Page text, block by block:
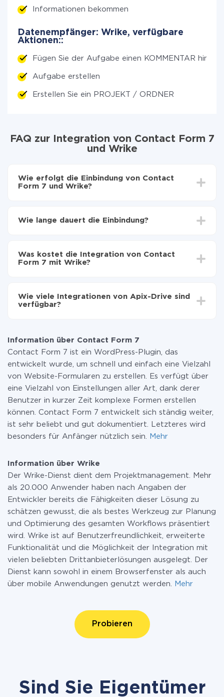
Informationen bekommen
Datenempfänger: Wrike, verfügbare
Aktionen::
Fügen Sie der Aufgabe einen KOMMENTAR hinzu
Aufgabe erstellen
Erstellen Sie ein PROJEKT / ORDNER
FAQ zur Integration von Contact Form 7
und Wrike
Wie erfolgt die Einbindung von Contact
Form 7 und Wrike?
Wrike zu übertragen
Form 7 auf Wrike übertragen
Wie lange dauert die Einbindung?
Im Durchschnitt dauert es 10-15 Minuten.
Was kostet die Integration von Contact
Form 7 mit Wrike?
zahlen nur für die Datenmenge, die über unseren
Service von einem System auf ein anderes übertragen
Weitere Informationen zu Tarifen
Wie viele Integrationen von Apix-Drive sind
verfügbar?
Information über Contact Form 7
Contact Form 7 ist ein WordPress-Plugin, das
entwickelt wurde, um schnell und einfach eine Vielzahl
von Website-Formularen zu erstellen. Es verfügt über
eine Vielzahl von Einstellungen aller Art, dank derer
Benutzer in kurzer Zeit komplexe Formen erstellen
können. Contact Form 7 entwickelt sich ständig weiter,
ist sehr beliebt und gut dokumentiert. Letzteres wird
besonders für Anfänger nützlich sein.
Mehr
Information über Wrike
Der Wrike-Dienst dient dem Projektmanagement. Mehr
als 20.000 Anwender haben nach Angaben der
Entwickler bereits die Fähigkeiten dieser Lösung zu
schätzen gewusst, die als bestes Werkzeug zur Planung
und Optimierung des gesamten Workflows präsentiert
wird. Wrike ist auf Benutzerfreundlichkeit, erweiterte
Funktionalität und die Möglichkeit der Integration mit
vielen beliebten Drittanbieterlösungen ausgelegt. Der
Dienst kann sowohl in einem Browserfenster als auch
über mobile Anwendungen genutzt werden.
Mehr
Probieren
Sind Sie Eigentümer